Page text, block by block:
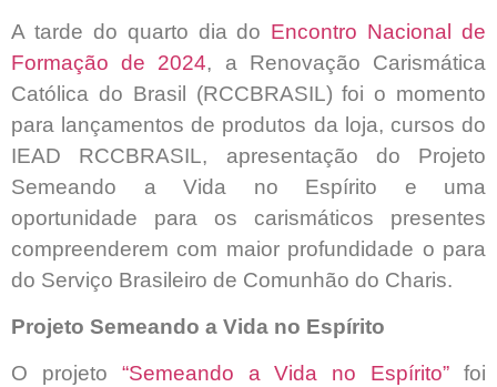
A tarde do quarto dia do Encontro Nacional de
Formação de 2024, a Renovação Carismática
Católica do Brasil (RCCBRASIL) foi o momento
para lançamentos de produtos da loja, cursos do
IEAD RCCBRASIL, apresentação do Projeto
Semeando a Vida no Espírito e uma
oportunidade para os carismáticos presentes
compreenderem com maior profundidade o para
do Serviço Brasileiro de Comunhão do Charis.
Projeto Semeando a Vida no Espírito
O projeto “Semeando a Vida no Espírito” foi